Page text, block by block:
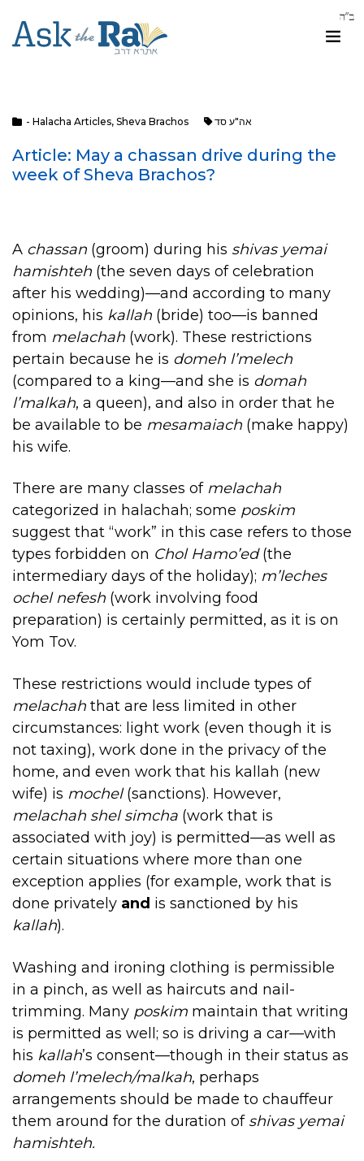
- Halacha Articles, Sheva Brachos אה"ע סד
Article: May a chassan drive during the
week of Sheva Brachos?
A chassan (groom) during his shivas yemai
hamishteh (the seven days of celebration
after his wedding)—and according to many
opinions, his kallah (bride) too—is banned
from melachah (work). These restrictions
pertain because he is domeh l’melech
(compared to a king—and she is domah
l’malkah, a queen), and also in order that he
be available to be mesamaiach (make happy)
his wife.
There are many classes of melachah
categorized in halachah; some poskim
suggest that “work” in this case refers to those
types forbidden on Chol Hamo’ed(the
intermediary days of the holiday); m’leches
ochel nefesh (work involving food
preparation) is certainly permitted, as it is on
Yom Tov.
These restrictions would include types of
melachah that are less limited in other
circumstances: light work (even though it is
not taxing), work done in the privacy of the
home, and even work that his kallah (new
wife) is mochel(sanctions). However,
melachah shel simcha (work that is
associated with joy) is permitted—as well as
certain situations where more than one
exception applies (for example, work that is
done privately and is sanctioned by his
kallah).
Washing and ironing clothing is permissible
in a pinch, as well as haircuts and nail-
trimming. Many poskim maintain that writing
is permitted as well; so is driving a car—with
his kallah’s consent—though in their status as
domeh l’melech/malkah, perhaps
arrangements should be made to chauffeur
them around for the duration of shivas yemai
hamishteh.